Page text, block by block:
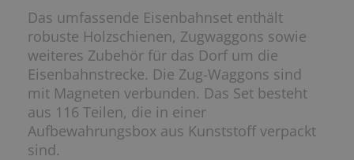
Das umfassende Eisenbahnset enthält
robuste Holzschienen, Zugwaggons sowie
weiteres Zubehör für das Dorf um die
Eisenbahnstrecke. Die Zug-Waggons sind
mit Magneten verbunden. Das Set besteht
aus 116 Teilen, die in einer
Aufbewahrungsbox aus Kunststoff verpackt
sind.